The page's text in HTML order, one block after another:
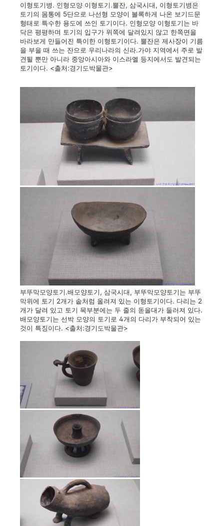
이형토기병. 인형모양 이형토기.뿔잔, 삼국시대, 이형토기병은
토기의 몸통에 5단으로 나선형 모양이 볼록하게 나온 보기드문
형태로 특수한 용도에 쓰인 토기이다. 인형모양 이형토기는 바
닥은 평평하며 토기의 입구가 위쪽에 달려있지 않고 한쪽면을
바라보게 만들어진 특이한 이형토기이다. 뿔잔은 제사장이 기름
을 부을 때 쓰는 잔으로 우리나라의 신라.가야 지역에서 주로 발
견될 뿐만 아니라 중앙아시아와 이스라엘 등지에서도 발견되는
토기이다. <출처:경기도박물관>
부뚜막모양토기.배모양토기, 삼국시대, 부뚜막모양토기는 부뚜
막위에 토기 2개가 솥처럼 올려져 있는 이형토기이다. 다리는 2
개가 달려 있고 토기 목부분에는 두 줄의 돋을대가 둘러져 있다.
배모양토기는 선박 모양의 토기로 4개의 다리가 부착되어 있는
것이 특징이다. <출처:경기도박물관>